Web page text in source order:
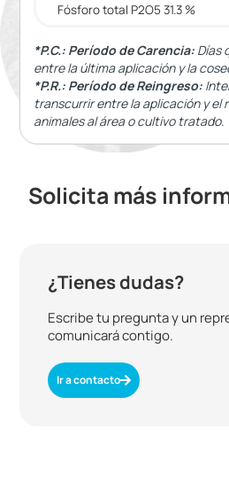
Fósforo total P2O5 31.3 %
*P.C.: Período de Carencia: Días
entre la última aplicación y la
*P.R.: Período de Reingreso:
transcurrir entre la aplicación y el
animales al área o cultivo tratado.
Solicita más
¿Tienes dudas?
Escribe tu pregunta y un
comunicará contigo.
Ir a contacto